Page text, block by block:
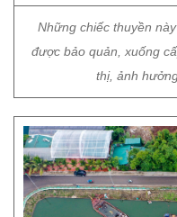
Những chiếc thuyền
được bảo quản, xuống
thị, ảnh